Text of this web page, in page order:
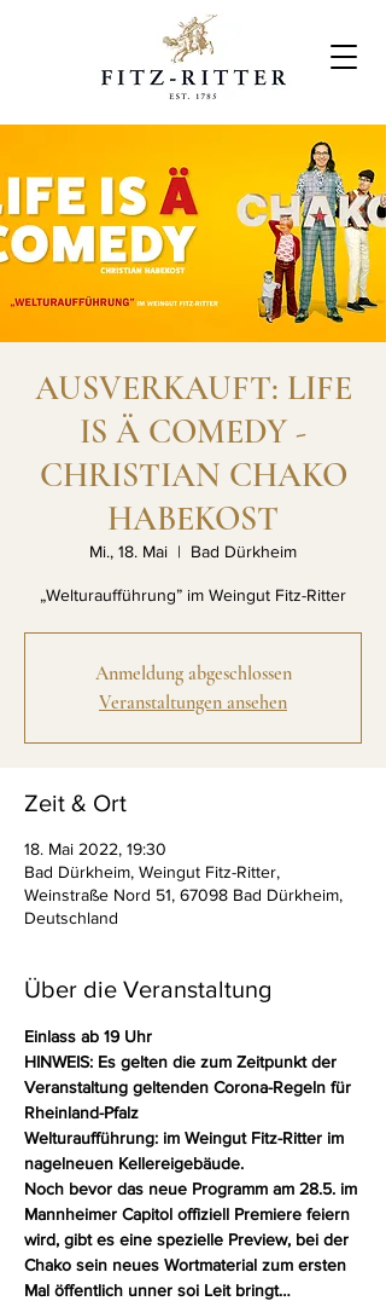
AUSVERKAUFT: LIFE
IS Ä COMEDY -
CHRISTIAN CHAKO
HABEKOST
Mi., 18. Mai
  |
Bad Dürkheim
„Welturaufführung” im Weingut Fitz-Ritter
Anmeldung abgeschlossen
Veranstaltungen ansehen
Zeit & Ort
18. Mai 2022, 19:30
Bad Dürkheim, Weingut Fitz-Ritter,
Weinstraße Nord 51, 67098 Bad Dürkheim,
Deutschland
Über die Veranstaltung
Einlass ab 19 Uhr
HINWEIS: Es gelten die zum Zeitpunkt der
Veranstaltung geltenden Corona-Regeln für
Rheinland-Pfalz
Welturaufführung: im Weingut Fitz-Ritter im
nagelneuen Kellereigebäude.
Noch bevor das neue Programm am 28.5. im
Mannheimer Capitol offiziell Premiere feiern
wird, gibt es eine spezielle Preview, bei der
Chako sein neues Wortmaterial zum ersten
Mal öffentlich unner soi Leit bringt…